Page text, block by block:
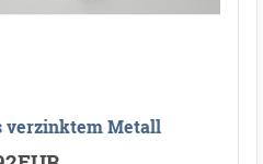
verzinktem Metall